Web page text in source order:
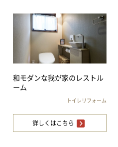
和モダンな我が家のレストル
ーム
トイレリフォーム
詳しくはこちら